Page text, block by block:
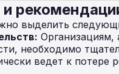
выделить
необходимо
ведет к потере